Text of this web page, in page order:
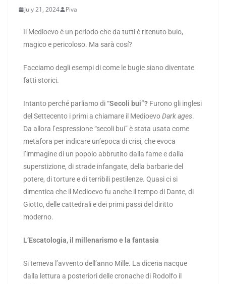
July 21, 2024 Piva
Il Medioevo è un periodo che da tutti è ritenuto buio,
magico e pericoloso. Ma sarà cosí?
Facciamo degli esempi di come le bugie siano diventate
fatti storici.
Intanto perché parliamo di“Secoli bui”? Furono gli inglesi
del Settecento i primi a chiamare il MedioevoDark ages.
Da allora l’espressione “secoli bui” è stata usata come
metafora per indicare un’epoca di crisi, che evoca
l’immagine di un popolo abbrutito dalla fame e dalla
superstizione, di strade infangate, della barbarie del
potere, di torture e di terribili pestilenze. Quasi ci si
dimentica che il Medioevo fu anche il tempo di Dante, di
Giotto, delle cattedrali e dei primi passi del diritto
moderno.
L’Escatologia, il millenarismo e la fantasia
Si temeva l’avvento dell’anno Mille. La diceria nacque
dalla lettura a posteriori delle cronache di Rodolfo il